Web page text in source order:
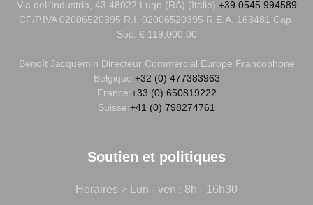
Via dell’Industria, 43 48022 Lugo (RA) (Italie) +39 0545 994589
CF/P.IVA 02006520395 R.I. 02006520395 R.E.A. 163481 Cap.
Soc. € 119,000.00
Benoît Jacquemin Directeur Commercial Europe Francophone
Belgique:+32 (0) 477383963
France:+33 (0) 650819222
Suisse:+41 (0) 798274761
Soutien et politiques
Horaires > Lun - ven : 8h - 16h30